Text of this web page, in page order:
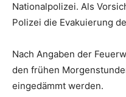
Nationalpolizei. Als
Polizei die Evakuierung
Nach Angaben der
den frühen
eingedämmt werden.